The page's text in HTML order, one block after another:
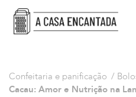
Confeitaria e panificação /
Cacau: Amor e Nutrição na